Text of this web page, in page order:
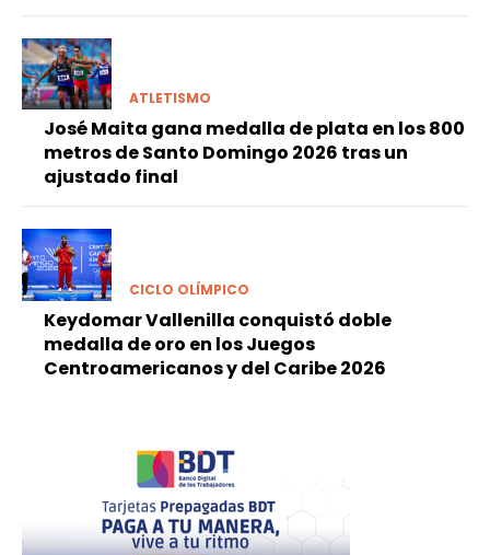
ATLETISMO
José Maita gana medalla de plata en los 800
metros de Santo Domingo 2026 tras un
ajustado final
CICLO OLÍMPICO
Keydomar Vallenilla conquistó doble
medalla de oro en los Juegos
Centroamericanos y del Caribe 2026